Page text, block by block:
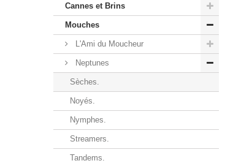
Cannes et Brins
Mouches
L'Ami du Moucheur
Neptunes
Sèches.
Noyés.
Nymphes.
Streamers.
Tandems.